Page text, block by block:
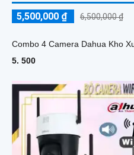
5,500,000 ₫ 6,500,000 ₫
Combo 4 Camera Dahua Kho
5. 500